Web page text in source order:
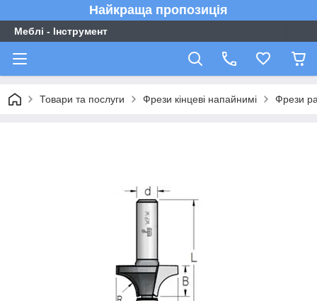
Найкраща пропозиція
Меблі - Інструмент
Товари та послуги Фрези кінцеві напайнимі Фрези